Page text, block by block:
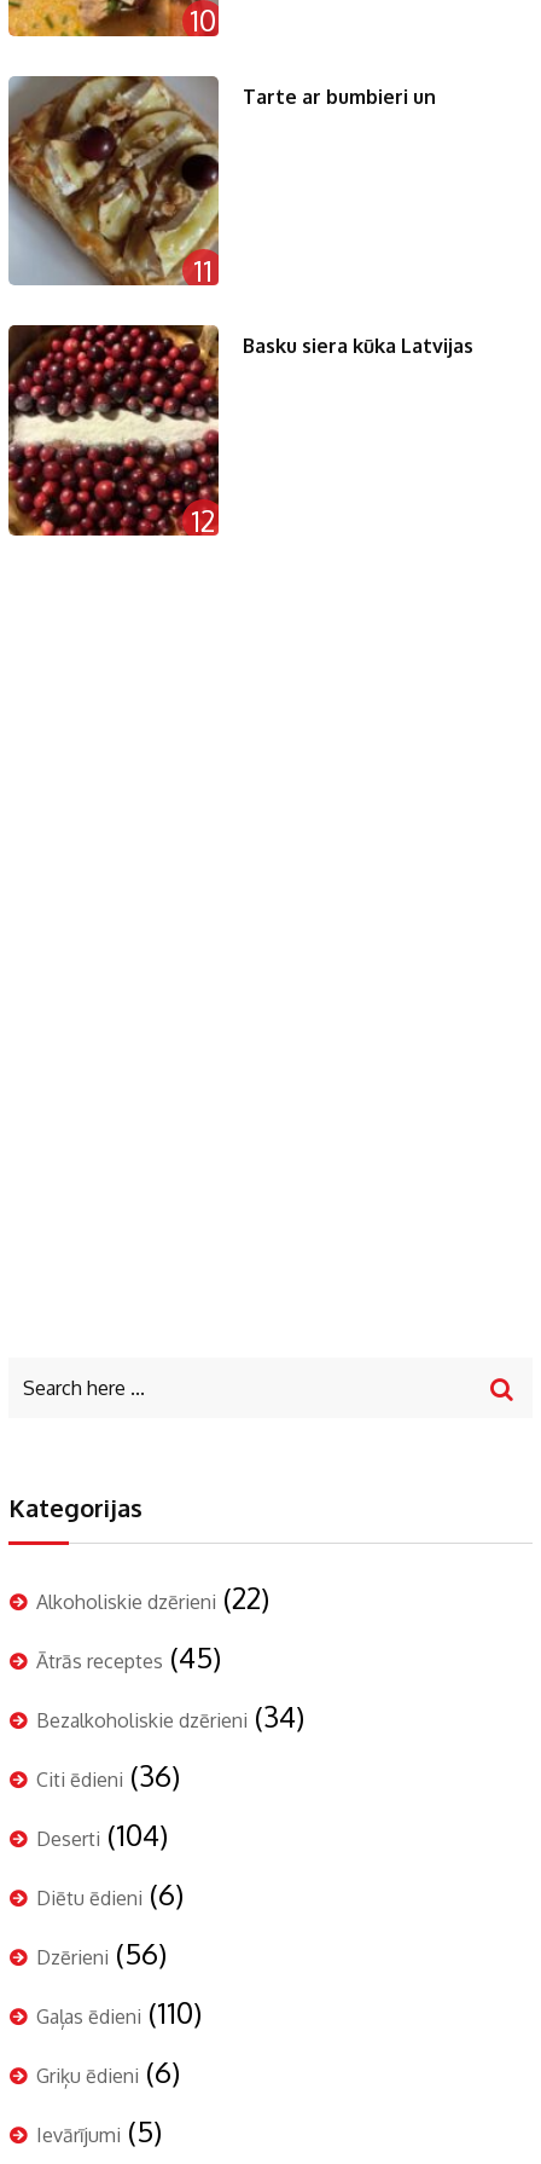
10
11
Tarte ar bumbieri un
12
Basku siera kūka Latvijas
Kategorijas
Alkoholiskie dzērieni (22)
Ātrās receptes (45)
Bezalkoholiskie dzērieni (34)
Citi ēdieni (36)
Deserti (104)
Diētu ēdieni (6)
Dzērieni (56)
Gaļas ēdieni (110)
Griķu ēdieni (6)
Ievārījumi (5)